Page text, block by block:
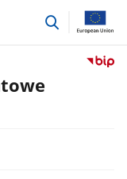
przejdź
Przejdź